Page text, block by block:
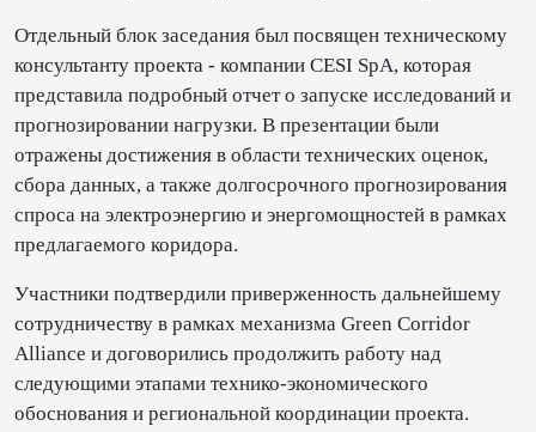
Отдельный блок заседания был посвящен техническому
консультанту проекта - компании CESI SpA, которая
представила подробный отчет о запуске исследований и
прогнозировании нагрузки. В презентации были
отражены достижения в области технических оценок,
сбора данных, а также долгосрочного прогнозирования
спроса на электроэнергию и энергомощностей в рамках
предлагаемого коридора.
Участники подтвердили приверженность дальнейшему
сотрудничеству в рамках механизма Green Corridor
Alliance и договорились продолжить работу над
следующими этапами технико-экономического
обоснования и региональной координации проекта.